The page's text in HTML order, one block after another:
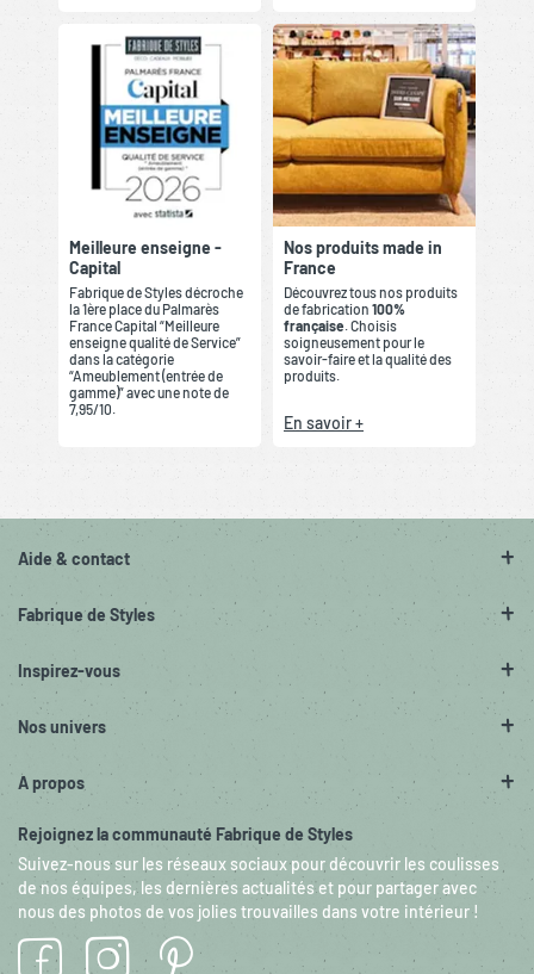
Meilleure enseigne -
Capital
Fabrique de Styles décroche
la 1ère place du Palmarès
France Capital “Meilleure
enseigne qualité de Service”
dans la catégorie
“Ameublement (entrée de
gamme)” avec une note de
7,95/10.
Nos produits made in
France
Découvrez tous nos produits
de fabrication 100%
française . Choisis
soigneusement pour le
savoir-faire et la qualité des
produits.
En savoir +
Aide & contact
Fabrique de Styles
Inspirez-vous
Nos univers
A propos
Rejoignez la communauté Fabrique de Styles
Suivez-nous sur les réseaux sociaux pour découvrir les coulisses
de nos équipes, les dernières actualités et pour partager avec
nous des photos de vos jolies trouvailles dans votre intérieur !